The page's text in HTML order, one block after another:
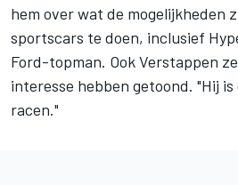
hem over wat de mogelijkheden
sportscars te doen, inclusief
Ford-topman. Ook Verstappen
interesse hebben getoond. "Hij
racen."